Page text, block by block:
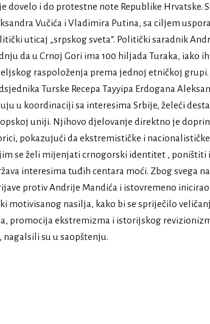
dovelo i do protestne note Republike Hrvatske.
Vučića i Vladimira Putina, sa ciljem
uticaj „srpskog sveta“. Politički saradnik
da u Crnoj Gori ima 100 hiljada Turaka, iako
raspoloženja prema jednoj etničkoj grupi.
Turske Recepa Tayyipa Erdogana
u koordinaciji sa interesima Srbije, želeći
uniji. Njihovo djelovanje direktno je
pokazujući da ekstremističke i
se želi mijenjati crnogorski identitet , poništiti
interesima tuđih centara moći. Zbog svega
protiv Andrije Mandića i istovremeno inicirao
motivisanog nasilja, kako bi se spriječilo
promocija ekstremizma i istorijskog
su u saopštenju.